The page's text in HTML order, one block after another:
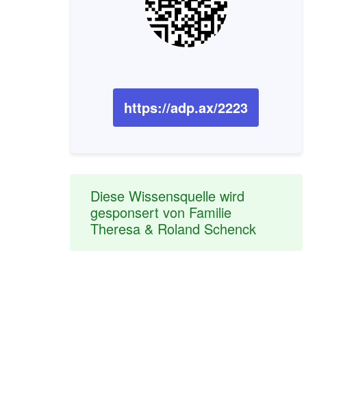
https://adp.ax/2223
Diese Wissensquelle wird
gesponsert von Familie
Theresa & Roland Schenck